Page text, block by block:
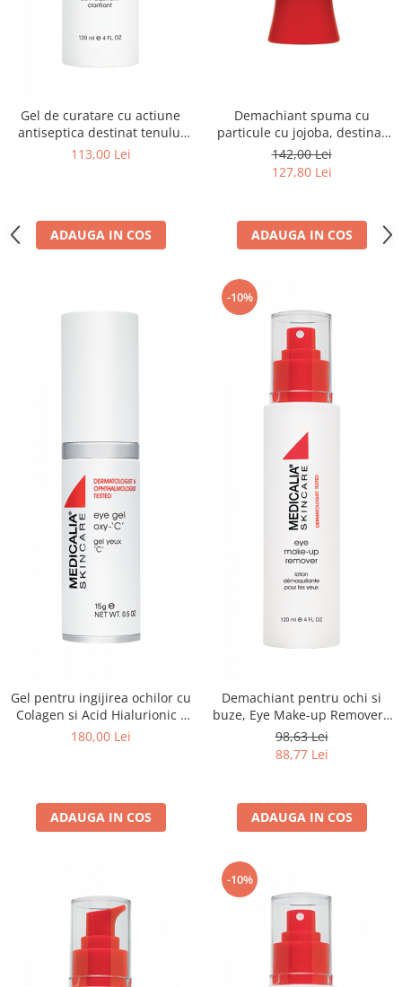
Gel de curatare cu actiune
antiseptica destinat tenului
gras-acneic, Clarifying
113,00 Lei
ADAUGA IN COS
Demachiant spuma cu
particule cu jojoba, destinat
tenuliui gras/acneic - 150ml
142,00 Lei
127,80 Lei
ADAUGA IN COS
Gel pentru ingijirea ochilor cu
Colagen si Acid Hialurionic -
15ml
180,00 Lei
ADAUGA IN COS
-10%
Demachiant pentru ochi si
buze, Eye Make-up Remover -
120ml
98,63 Lei
88,77 Lei
ADAUGA IN COS
-10%